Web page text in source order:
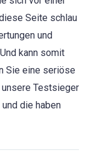
Seite schlau
und
kann somit
Sie eine seriöse
Testsieger
die haben